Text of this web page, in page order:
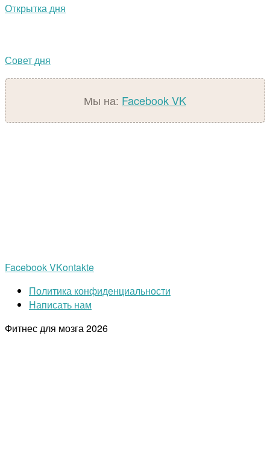
Открытка дня
Совет дня
Мы на: FacebookVK
FacebookVKontakte
Политика конфиденциальности
Написать нам
Фитнес для мозга2026